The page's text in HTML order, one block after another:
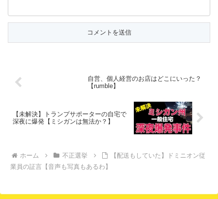
自営、個人経営のお店はどこにいった？
【rumble】
【未解決】トランプサポーターの自宅で
深夜に爆発【ミシガンは無法か？】
ホーム 不正選挙
【配送もしていた】ドミニオン従
業員の証言【音声も写真もあるわ】